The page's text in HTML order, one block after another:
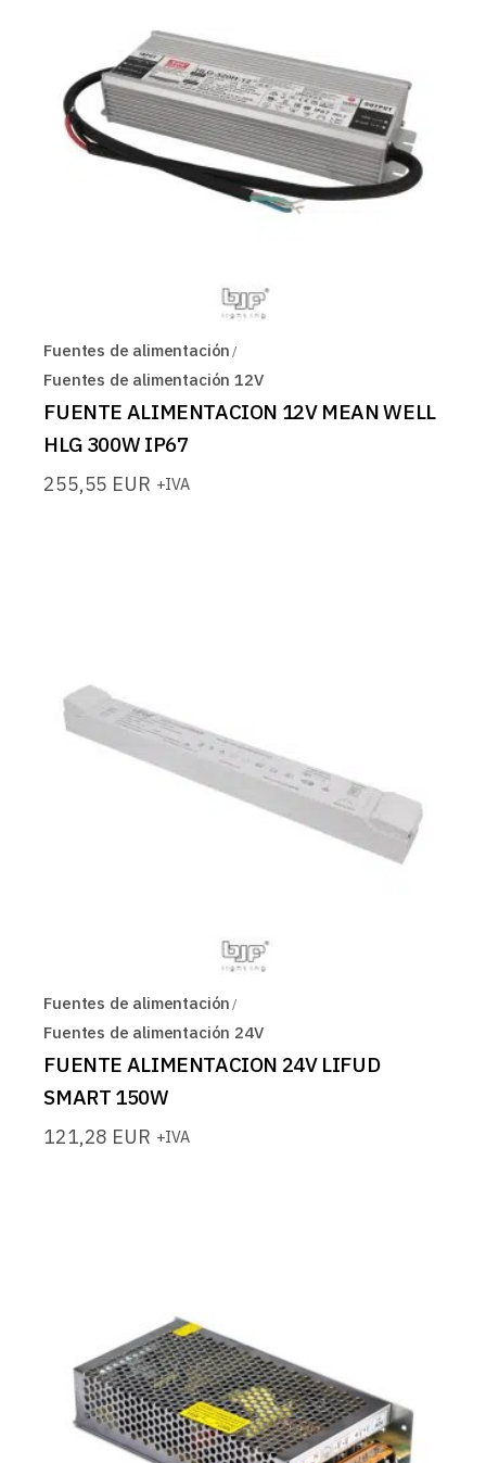
Fuentes de alimentación
Fuentes de alimentación 12V
FUENTE ALIMENTACION 12V MEAN WELL
HLG 300W IP67
255,55 EUR +IVA
Fuentes de alimentación
Fuentes de alimentación 24V
FUENTE ALIMENTACION 24V LIFUD
SMART 150W
121,28 EUR +IVA